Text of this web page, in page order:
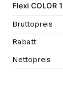
Flexi COLOR
Bruttopreis
Rabatt
Nettopreis